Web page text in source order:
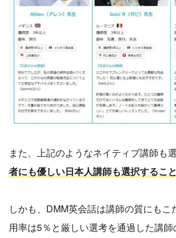
また、上記のようなネイティブ講師も選
者にも優しい日本人講師も選択するこ
しかも、DMM英会話は講師の質にもこ
用率は5％と厳しい選考を通過した講